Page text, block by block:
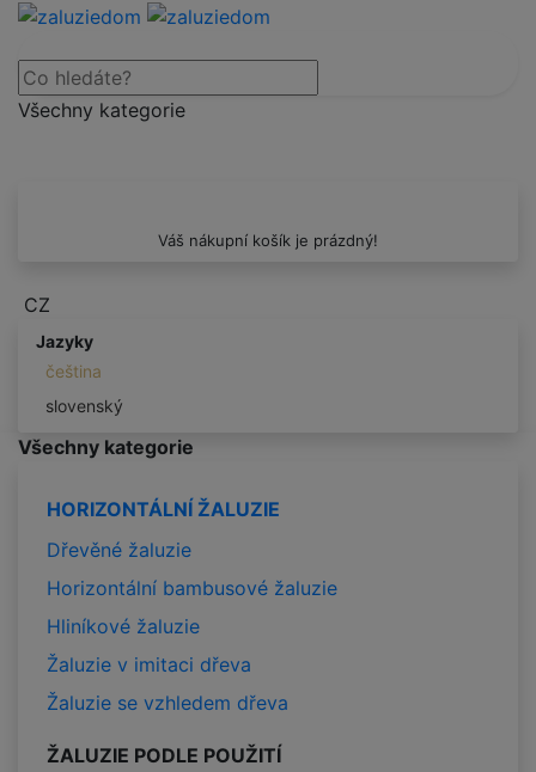
Všechny kategorie
Váš nákupní košík je prázdný!
CZ
Jazyky
čeština
slovenský
Všechny kategorie
HORIZONTÁLNÍ ŽALUZIE
Dřevěné žaluzie
Horizontální bambusové žaluzie
Hliníkové žaluzie
Žaluzie v imitaci dřeva
Žaluzie se vzhledem dřeva
ŽALUZIE PODLE POUŽITÍ